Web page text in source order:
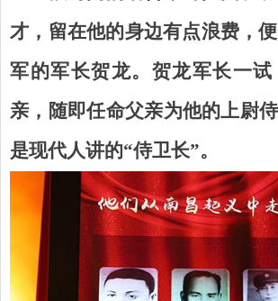
才，留在他的身边有点浪费，
军的军长贺龙。贺龙军长一
亲，随即任命父亲为他的上尉
是现代人讲的“侍卫长”。